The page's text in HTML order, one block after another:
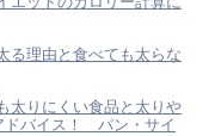
る理由と食べても太らな
太りにくい食品と太りや
ドバイス！ パン・サイ